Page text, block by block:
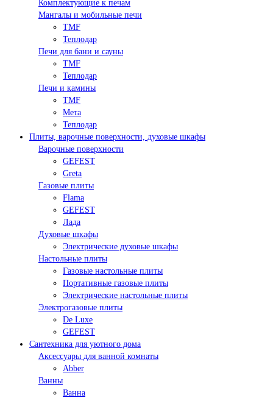
Комплектующие к печам
Мангалы и мобильные печи
TMF
Теплодар
Печи для бани и сауны
TMF
Теплодар
Печи и камины
TMF
Мета
Теплодар
Плиты, варочные поверхности, духовые шкафы
Варочные поверхности
GEFEST
Greta
Газовые плиты
Flama
GEFEST
Лада
Духовые шкафы
Электрические духовые шкафы
Настольные плиты
Газовые настольные плиты
Портативные газовые плиты
Электрические настольные плиты
Электрогазовые плиты
De Luxe
GEFEST
Сантехника для уютного дома
Аксессуары для ванной комнаты
Abber
Ванны
Ванна